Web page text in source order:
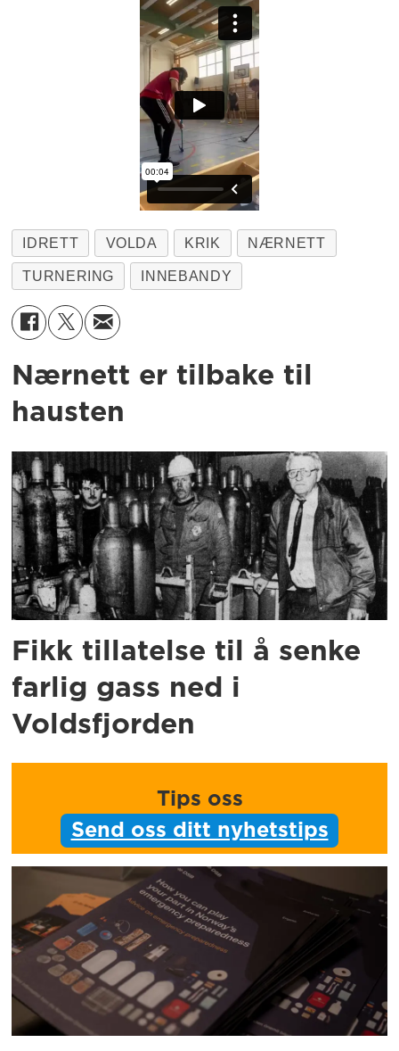
IDRETT VOLDA KRIK NÆRNETT
TURNERING INNEBANDY
Nærnett er tilbake til
hausten
Fikk tillatelse til å senke
farlig gass ned i
Voldsfjorden
Tips oss
Send oss ditt nyhetstips